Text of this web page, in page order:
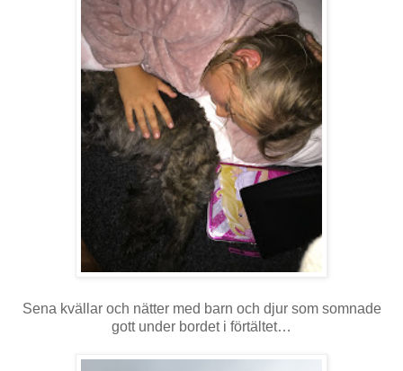
Sena kvällar och nätter med barn och djur som somnade
gott under bordet i förtältet…